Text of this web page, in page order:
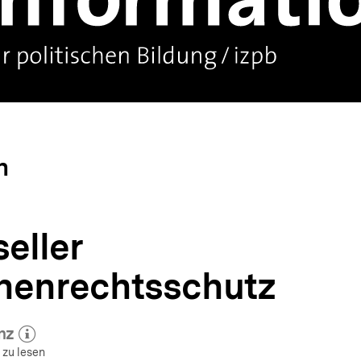
Autor)
öffnen
lesen